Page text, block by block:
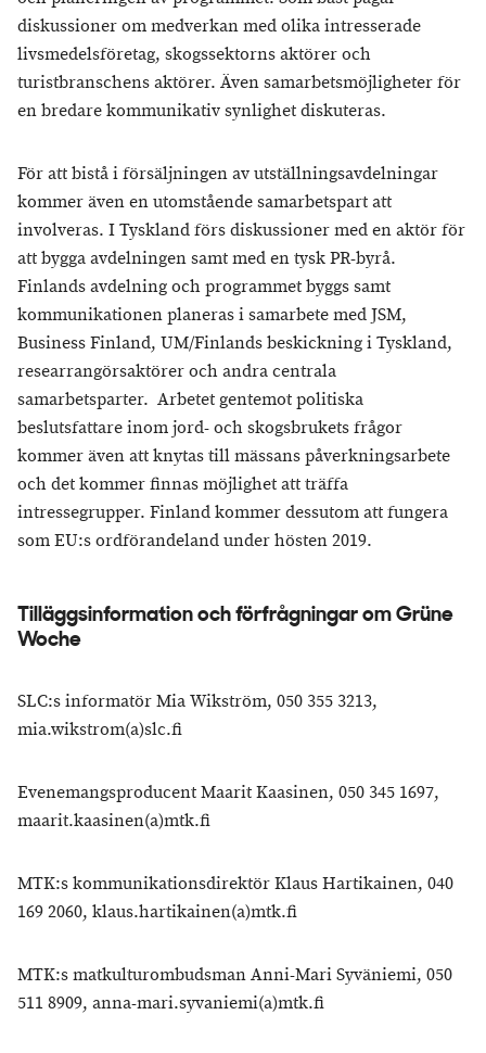
diskussioner om medverkan med olika intresserade
livsmedelsföretag, skogssektorns aktörer och
turistbranschens aktörer. Även samarbetsmöjligheter för
en bredare kommunikativ synlighet diskuteras.
För att bistå i försäljningen av utställningsavdelningar
kommer även en utomstående samarbetspart att
involveras. I Tyskland förs diskussioner med en aktör för
att bygga avdelningen samt med en tysk PR-byrå.
Finlands avdelning och programmet byggs samt
kommunikationen planeras i samarbete med JSM,
Business Finland, UM/Finlands beskickning i Tyskland,
researrangörsaktörer och andra centrala
samarbetsparter. Arbetet gentemot politiska
beslutsfattare inom jord- och skogsbrukets frågor
kommer även att knytas till mässans påverkningsarbete
och det kommer finnas möjlighet att träffa
intressegrupper. Finland kommer dessutom att fungera
som EU:s ordförandeland under hösten 2019.
​Tilläggsinformation och förfrågningar om Grüne
Woche
SLC:s informatör Mia Wikström, 050 355 3213,
mia.wikstrom(a)slc.fi
Evenemangsproducent Maarit Kaasinen, 050 345 1697,
maarit.kaasinen(a)mtk.fi
MTK:s kommunikationsdirektör Klaus Hartikainen, 040
169 2060, klaus.hartikainen(a)mtk.fi
MTK:s matkulturombudsman Anni-Mari Syväniemi, 050
511 8909, anna-mari.syvaniemi(a)mtk.fi